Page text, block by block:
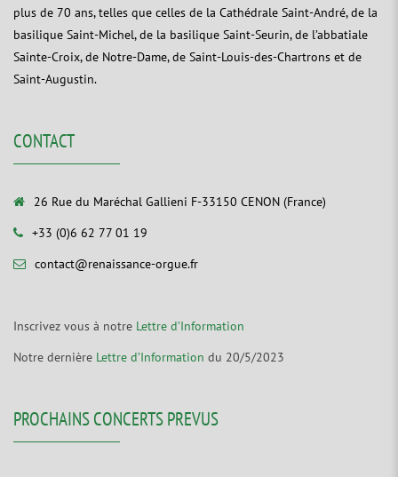
plus de 70 ans, telles que celles de la Cathédrale Saint-André, de la
basilique Saint-Michel, de la basilique Saint-Seurin, de l’abbatiale
Sainte-Croix, de Notre-Dame, de Saint-Louis-des-Chartrons et de
Saint-Augustin.
CONTACT
26 Rue du Maréchal Gallieni F-33150 CENON (France)
+33 (0)6 62 77 01 19
contact@renaissance-orgue.fr
Inscrivez vous à notre Lettre d’Information
Notre dernière Lettre d’Information du 20/5/2023
PROCHAINS CONCERTS PREVUS